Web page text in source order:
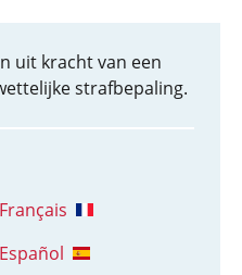
uit kracht van een
strafbepaling.
Français
Español